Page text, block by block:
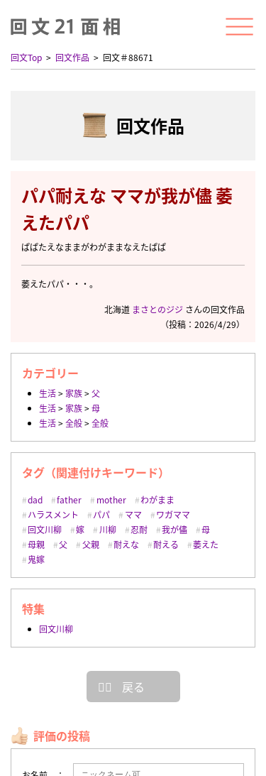
回文Top 回文作品 回文＃88671
回文作品
パパ耐えな ママが我が儘 萎
えたパパ
ぱぱたえなままがわがままなえたぱぱ
萎えたパパ・・・。
北海道 まさとのジジ さんの回文作品
（投稿：2026/4/29）
カテゴリー
生活> 家族>父
生活> 家族>母
生活>全般>全般
タグ（関連付けキーワード）
dad father mother
わがまま
ハラスメント
パパ ママ
ワガママ
回文川柳
嫁 川柳 忍耐 我が儘
母
母親
父 父親 耐えな 耐える
萎えた
鬼嫁
特集
回文川柳
戻る
評価の投稿